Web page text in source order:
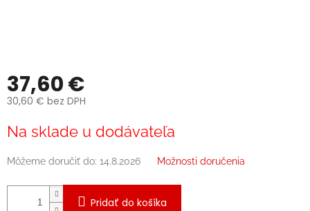
37,60 €
30,60 € bez DPH
cena:
Na sklade u dodávateľa
Môžeme doručiť do: 14.8.2026 Možnosti doručenia
Pridať do košíka